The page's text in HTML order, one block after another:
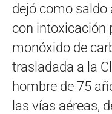
dejó como saldo
con intoxicación
monóxido de
trasladada a la
hombre de 75
las vías aéreas,